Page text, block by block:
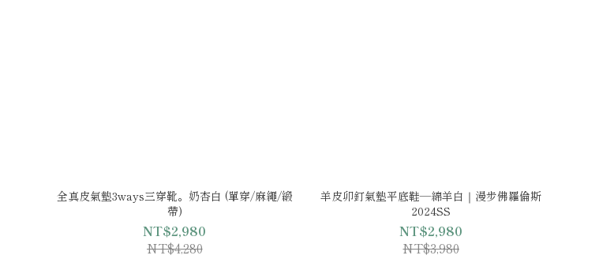
全真皮氣墊3ways三穿靴。奶杏白 (單穿/麻繩/緞
帶)
NT$2,980
NT$4,280
羊皮卯釘氣墊平底鞋—綿羊白｜漫步佛羅倫斯
2024SS
NT$2,980
NT$3,980